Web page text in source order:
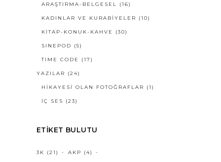
ARAŞTIRMA-BELGESEL (16)
KADINLAR VE KURABİYELER (10)
KİTAP-KONUK-KAHVE (30)
SINEPOD (5)
TIME CODE (17)
YAZILAR (24)
HIKAYESI OLAN FOTOĞRAFLAR (1)
İÇ SES (23)
ETIKET BULUTU
3K (21) AKP (4)